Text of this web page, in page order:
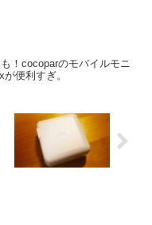
！cocoparのモバイルモニ
便利すぎ。